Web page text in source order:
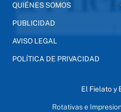
QUIÉNES SOMOS
PUBLICIDAD
AVISO LEGAL
POLÍTICA DE PRIVACIDAD
El Fielato y
Rotativas e